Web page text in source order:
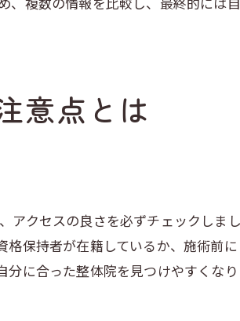
整体 ボキボキ施術の安全性を検証
て受けられるボキボキ整体の選び方
初心者が知っておきたい施術内容
で評判の良い整体院の特徴とは
整体 有名院の利用者のリアルな声
から見るゴッドハンド整体師の実力
意点とは
クセスの良さを必ずチェックしま
格保持者が在籍しているか、施術前
に合った整体院を見つけやすくなり